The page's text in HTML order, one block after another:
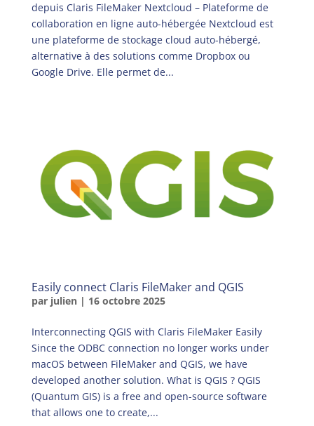
depuis Claris FileMaker Nextcloud – Plateforme de
collaboration en ligne auto-hébergée Nextcloud est
une plateforme de stockage cloud auto-hébergé,
alternative à des solutions comme Dropbox ou
Google Drive. Elle permet de...
Easily connect Claris FileMaker and QGIS
par julien| 16 octobre 2025
Interconnecting QGIS with Claris FileMaker Easily
Since the ODBC connection no longer works under
macOS between FileMaker and QGIS, we have
developed another solution. What is QGIS ? QGIS
(Quantum GIS) is a free and open-source software
that allows one to create,...